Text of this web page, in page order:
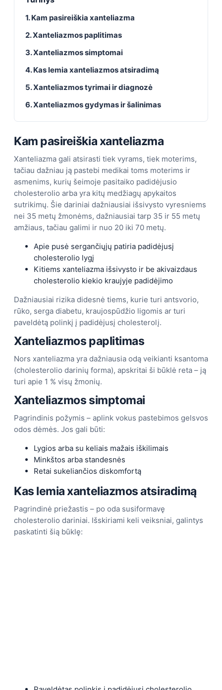
1. Kam pasireiškia xanteliazma
2. Xanteliazmos paplitimas
3. Xanteliazmos simptomai
4. Kas lemia xanteliazmos atsiradimą
5. Xanteliazmos tyrimai ir diagnozė
6. Xanteliazmos gydymas ir šalinimas
Kam pasireiškia xanteliazma
Xanteliazma gali atsirasti tiek vyrams, tiek moterims,
tačiau dažniau ją pastebi medikai toms moterims ir
asmenims, kurių šeimoje pasitaiko padidėjusio
cholesterolio arba yra kitų medžiagų apykaitos
sutrikimų. Šie dariniai dažniausiai išsivysto vyresniems
nei 35 metų žmonėms, dažniausiai tarp 35 ir 55 metų
amžiaus, tačiau galimi ir nuo 20 iki 70 metų.
Apie pusė sergančiųjų patiria padidėjusį
cholesterolio lygį
Kitiems xanteliazma išsivysto ir be akivaizdaus
cholesterolio kiekio kraujyje padidėjimo
Dažniausiai rizika didesnė tiems, kurie turi antsvorio,
rūko, serga diabetu, kraujospūdžio ligomis ar turi
paveldėtą polinkį į padidėjusį cholesterolį.
Xanteliazmos paplitimas
Nors xanteliazma yra dažniausia odą veikianti ksantoma
(cholesterolio darinių forma), apskritai ši būklė reta – ją
turi apie 1 % visų žmonių.
Xanteliazmos simptomai
Pagrindinis požymis – aplink vokus pastebimos gelsvos
odos dėmės. Jos gali būti:
Lygios arba su keliais mažais iškilimais
Minkštos arba standesnės
Retai sukeliančios diskomfortą
Kas lemia xanteliazmos atsiradimą
Pagrindinė priežastis – po oda susiformavę
cholesterolio dariniai. Išskiriami keli veiksniai, galintys
paskatinti šią būklę: